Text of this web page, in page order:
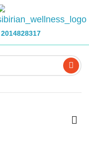
2014828317